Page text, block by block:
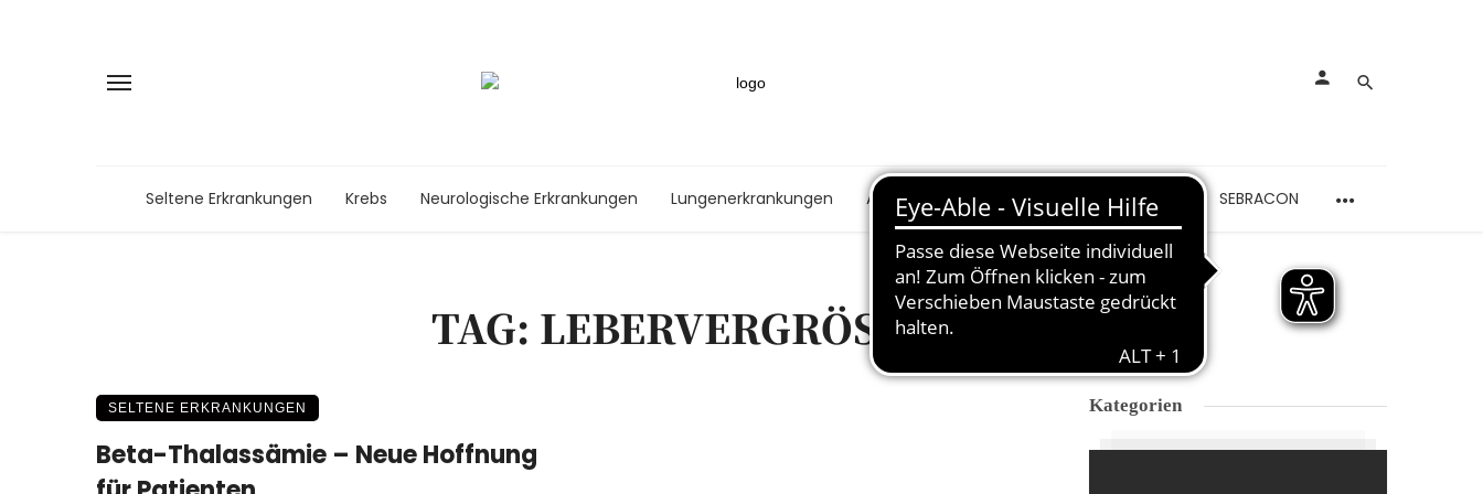
Seltene Erkrankungen Krebs Neurologische Erkrankungen Lungenerkrankungen Autoimmunerkrankungen Schmerzen SEBRACON
TAG: LEBERVERGRÖSSERUNG
SELTENE ERKRANKUNGEN
Beta-Thalassämie – Neue Hoffnung
Kategorien